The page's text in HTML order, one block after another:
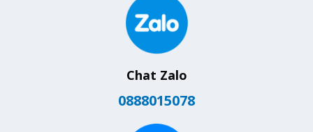
Chat Zalo
0888015078